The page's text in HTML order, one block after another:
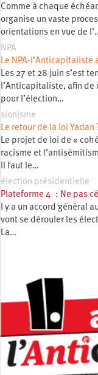
Comme à chaque
organise un vaste
orientations en vue de
NPA
Le NPA-
Les 27 et 28 juin s’est
l’Anticapitaliste, afin de
pour l’élection…
sionisme
Le retour de la loi Yadan
Le projet de loi de «
racisme et
Il faut le…
élection présidentielle
Plateforme 4 : Ne pas
l y a un accord général
vont se dérouler les
La…